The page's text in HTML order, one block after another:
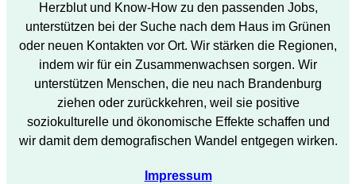
Herzblut und Know-How zu den passenden Jobs,
unterstützen bei der Suche nach dem Haus im Grünen
oder neuen Kontakten vor Ort. Wir stärken die Regionen,
indem wir für ein Zusammenwachsen sorgen. Wir
unterstützen Menschen, die neu nach Brandenburg
ziehen oder zurückkehren, weil sie positive
soziokulturelle und ökonomische Effekte schaffen und
wir damit dem demografischen Wandel entgegen wirken.
Impressum